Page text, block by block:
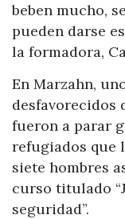
beben mucho,
pueden darse
la formadora,
En Marzahn,
desfavorecidos
fueron a parar
refugiados que
siete hombres
curso titulado
seguridad”.